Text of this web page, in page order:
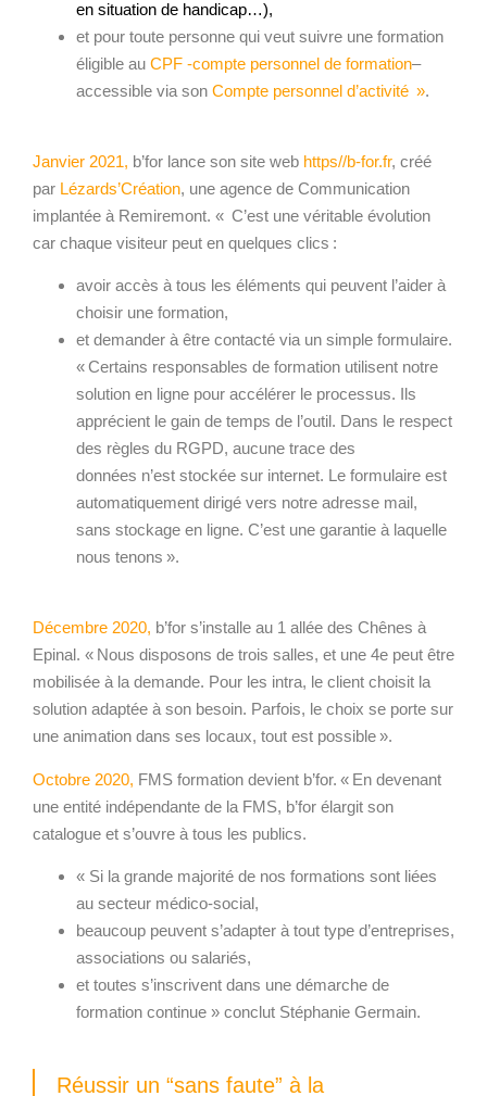
en situation de handicap…),
et pour toute personne qui veut suivre une formation
éligible au CPF -compte personnel de formation–
accessible via son Compte personnel d’activité ».
Janvier 2021, b’for lance son site web https//b-for.fr, créé
par Lézards’Création, une agence de Communication
implantée à Remiremont. « C’est une véritable évolution
car chaque visiteur peut en quelques clics :
avoir accès à tous les éléments qui peuvent l’aider à
choisir une formation,
et demander à être contacté via un simple formulaire.
« Certains responsables de formation utilisent notre
solution en ligne pour accélérer le processus. Ils
apprécient le gain de temps de l’outil. Dans le respect
des règles du RGPD, aucune trace des
données n’est stockée sur internet. Le formulaire est
automatiquement dirigé vers notre adresse mail,
sans stockage en ligne. C’est une garantie à laquelle
nous tenons ».
Décembre 2020, b’for s’installe au 1 allée des Chênes à
Epinal. « Nous disposons de trois salles, et une 4e peut être
mobilisée à la demande. Pour les intra, le client choisit la
solution adaptée à son besoin. Parfois, le choix se porte sur
une animation dans ses locaux, tout est possible ».
Octobre 2020, FMS formation devient b’for. « En devenant
une entité indépendante de la FMS, b’for élargit son
catalogue et s’ouvre à tous les publics.
« Si la grande majorité de nos formations sont liées
au secteur médico-social,
beaucoup peuvent s’adapter à tout type d’entreprises,
associations ou salariés,
et toutes s’inscrivent dans une démarche de
formation continue » conclut Stéphanie Germain.
Réussir un “sans faute” à la